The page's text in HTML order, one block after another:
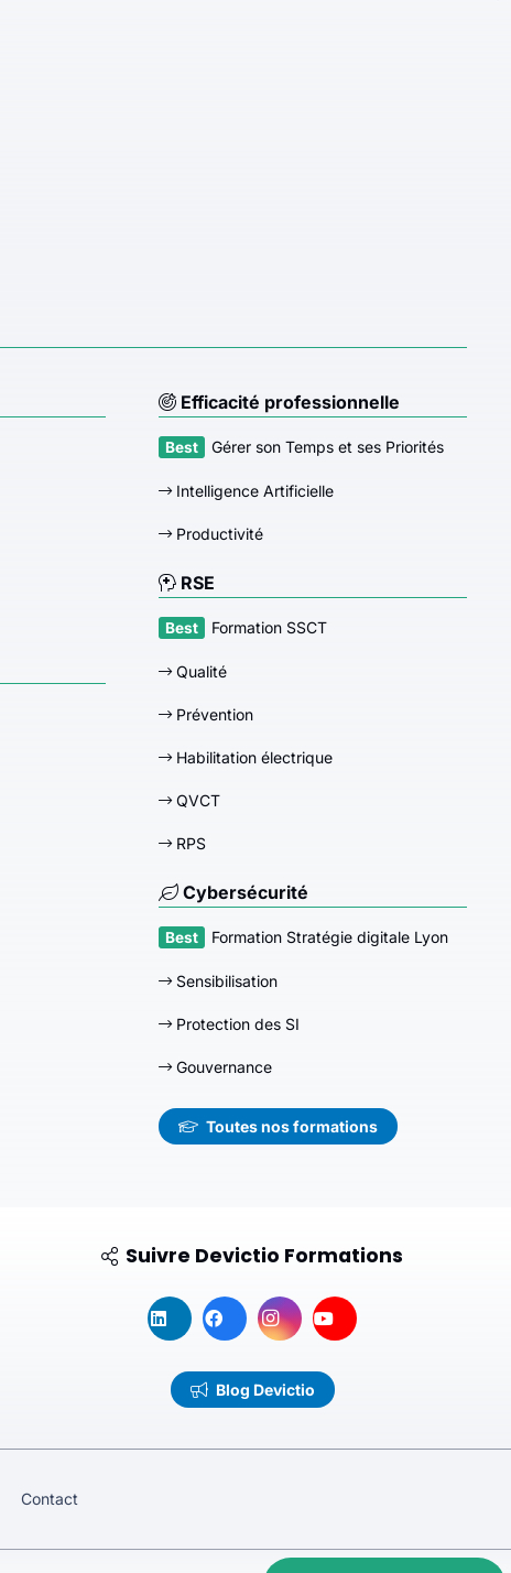
Efficacité professionnelle
Gérer son Temps et ses Priorités
Intelligence Artificielle
Productivité
RSE
Formation SSCT
Qualité
Prévention
Habilitation électrique
QVCT
RPS
Cybersécurité
Formation Stratégie digitale Lyon
Sensibilisation
Protection des SI
Gouvernance
Toutes nos formations
Suivre Devictio Formations
Blog Devictio
Contact